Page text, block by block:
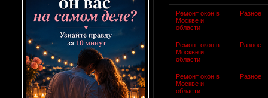
Ремонт окон в
Москве и
области
Разное
Ремонт окон в
Москве и
области
Разное
Ремонт окон в
Москве и
области
Разное